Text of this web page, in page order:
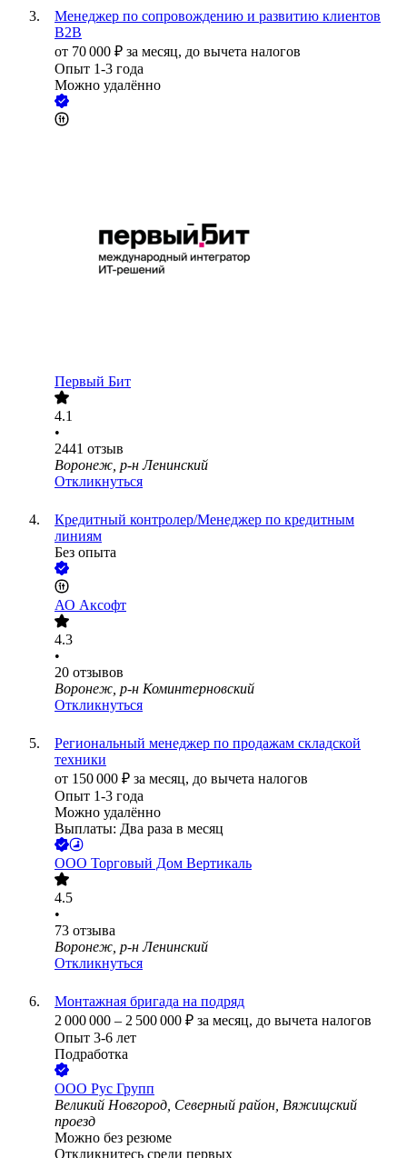
Менеджер по сопровождению и развитию клиентов
B2B
от 70 000 ₽ за месяц, до вычета налогов
Опыт 1-3 года
Можно удалённо
Первый Бит
4.1
•
2441 отзыв
Воронеж, р-н Ленинский
Откликнуться
Кредитный контролер/Менеджер по кредитным
линиям
Без опыта
АО Аксофт
4.3
•
20 отзывов
Воронеж, р-н Коминтерновский
Откликнуться
Региональный менеджер по продажам складской
техники
от 150 000 ₽ за месяц, до вычета налогов
Опыт 1-3 года
Можно удалённо
Выплаты: Два раза в месяц
ООО Торговый Дом Вертикаль
4.5
•
73 отзыва
Воронеж, р-н Ленинский
Откликнуться
Монтажная бригада на подряд
2 000 000 – 2 500 000 ₽ за месяц, до вычета налогов
Опыт 3-6 лет
Подработка
ООО Рус Групп
Великий Новгород, Северный район, Вяжищский
проезд
Можно без резюме
Откликнитесь среди первых